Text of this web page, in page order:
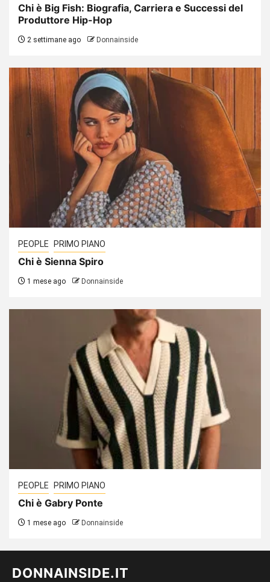
Chi è Big Fish: Biografia, Carriera e Successi del
Produttore Hip-Hop
2 settimane ago Donnainside
PEOPLE PRIMO PIANO
Chi è Sienna Spiro
1 mese ago Donnainside
PEOPLE PRIMO PIANO
Chi è Gabry Ponte
1 mese ago Donnainside
DONNAINSIDE.IT